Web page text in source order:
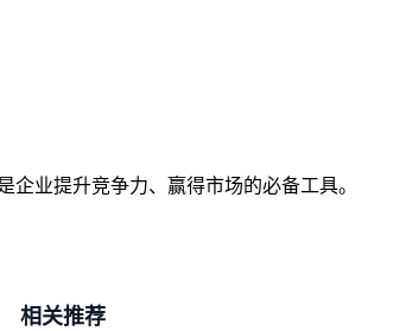
业提升竞争力、赢得市场的必备工具。
相关推荐